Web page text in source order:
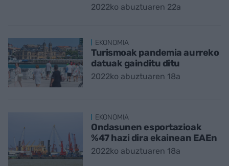
2022ko abuztuaren 22a
EKONOMIA
Turismoak pandemia aurreko
datuak gainditu ditu
2022ko abuztuaren 18a
EKONOMIA
Ondasunen esportazioak
%47 hazi dira ekainean EAEn
2022ko abuztuaren 18a